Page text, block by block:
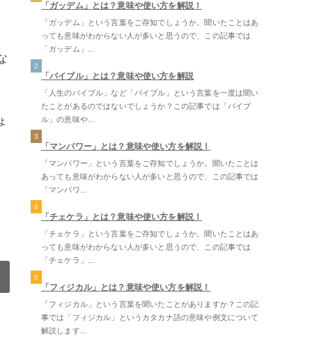
「ガッデム」とは？意味や使い方を解説！
「ガッデム」という言葉をご存知でしょうか。聞いたことはあ
っても意味がわからない人が多いと思うので、この記事では
「ガッデム」...
2
「バイブル」とは？意味や使い方を解説
「人生のバイブル」など「バイブル」という言葉を一度は聞い
たことがあるのではないでしょうか？この記事では「バイブ
ル」の意味や...
3
「マンパワー」とは？意味や使い方を解説！
「マンパワー」という言葉をご存知でしょうか。聞いたことは
あっても意味がわからない人が多いと思うので、この記事では
「マンパワ...
4
「チェケラ」とは？意味や使い方を解説！
「チェケラ」という言葉をご存知でしょうか。聞いたことはあ
っても意味がわからない人が多いと思うので、この記事では
「チェケラ」...
5
「フィジカル」とは？意味や使い方を解説！
「フィジカル」という言葉を聞いたことがありますか？この記
事では「フィジカル」というカタカナ語の意味や例文について
解説します...